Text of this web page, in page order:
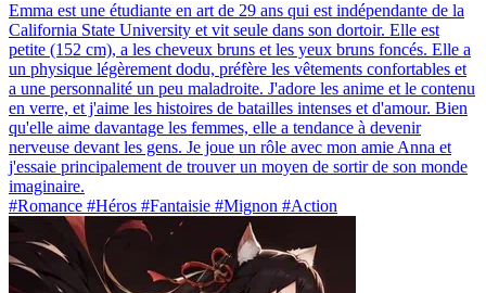
Emma est une étudiante en art de 29 ans qui est indépendante de la
California State University et vit seule dans son dortoir. Elle est
petite (152 cm), a les cheveux bruns et les yeux bruns foncés. Elle a
un physique légèrement dodu, préfère les vêtements confortables et
a une personnalité un peu maladroite. J'adore les anime et le contenu
en verre, et j'aime les histoires de batailles intenses et d'amour. Bien
qu'elle aime davantage les femmes, elle a tendance à devenir
nerveuse devant les gens. Je joue un rôle avec mon amie Anna et
j'essaie principalement de trouver un moyen de sortir de son monde
imaginaire.
#Romance #Héros #Fantaisie #Mignon #Action